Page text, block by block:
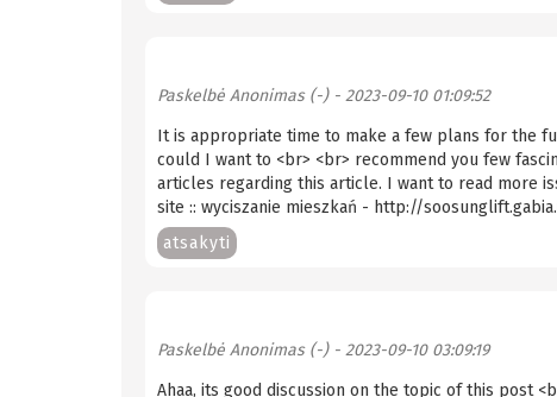
Paskelbė Anonimas (-)- 2023-09-10 01:09:52
It is appropriate time to make a few plans for the
could I want to <br> <br> recommend you few
articles regarding this article. I want to read more
site :: wyciszanie mieszkań - http://
atsakyti
Paskelbė Anonimas (-)- 2023-09-10 03:09:19
Ahaa, its good discussion on the topic of this post